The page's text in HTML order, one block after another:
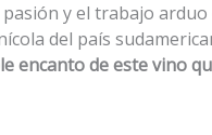
y el trabajo
del país
encanto de este vino